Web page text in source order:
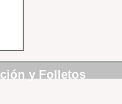
y Folletos